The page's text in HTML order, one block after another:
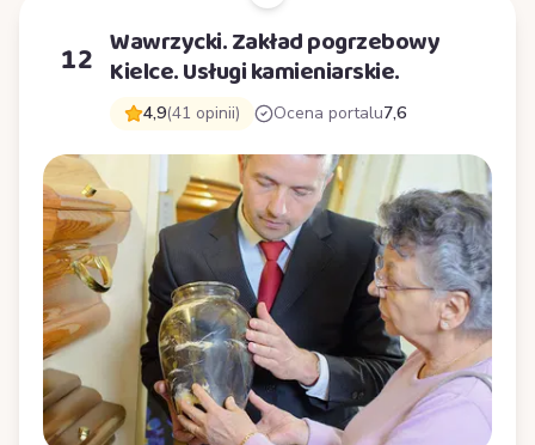
12 Wawrzycki. Zakład pogrzebowy
Kielce. Usługi kamieniarskie.
4,9(41 opinii) Ocena portalu7,6